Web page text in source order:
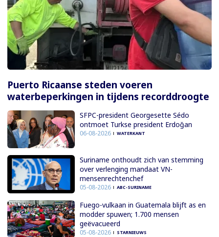
Puerto Ricaanse steden voeren
waterbeperkingen in tijdens recorddroogte
SFPC-president Georgesette Sédo
ontmoet Turkse president Erdoğan
06-08-2026 WATERKANT
Suriname onthoudt zich van stemming
over verlenging mandaat VN-
mensenrechtenchef
05-08-2026 ABC-SURINAME
Fuego-vulkaan in Guatemala blijft as en
modder spuwen; 1.700 mensen
geëvacueerd
05-08-2026 STARNIEUWS